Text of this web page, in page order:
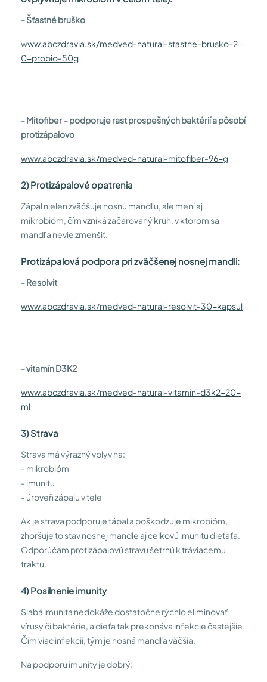
- Šťastné bruško
www.abczdravia.sk/medved-natural-stastne-brusko-2-
0-probio-50g
- Mitofiber – podporuje rast prospešných baktérií a pôsobí
protizápalovo
www.abczdravia.sk/medved-natural-mitofiber-96-g
2) Protizápalové opatrenia
Zápal nielen zväčšuje nosnú mandľu, ale mení aj
mikrobióm, čím vzniká začarovaný kruh, v ktorom sa
mandľa nevie zmenšiť.
Protizápalová podpora pri zväčšenej nosnej mandli:
- Resolvit
www.abczdravia.sk/medved-natural-resolvit-30-kapsul
- vitamín D3K2
www.abczdravia.sk/medved-natural-vitamin-d3k2-20-
ml
3) Strava
Strava má výrazný vplyv na:
- mikrobióm
- imunitu
- úroveň zápalu v tele
Ak je strava podporuje tápal a poškodzuje mikrobióm,
zhoršuje to stav nosnej mandle aj celkovú imunitu dieťaťa.
Odporúčam protizápalovú stravu šetrnú k tráviacemu
traktu.
4) Posilnenie imunity
Slabá imunita nedokáže dostatočne rýchlo eliminovať
vírusy či baktérie, a dieťa tak prekonáva infekcie častejšie.
Čím viac infekcií, tým je nosná mandľa väčšia.
Na podporu imunity je dobrý: